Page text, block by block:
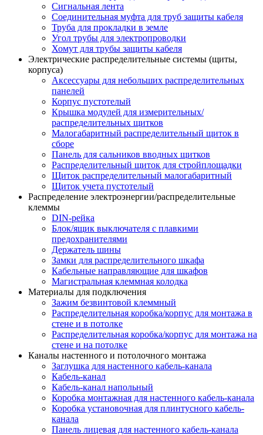
Сигнальная лента
Соединительная муфта для труб защиты кабеля
Труба для прокладки в земле
Угол трубы для электропроводки
Хомут для трубы защиты кабеля
Электрические распределительные системы (щиты,
корпуса)
Аксессуары для небольших распределительных
панелей
Корпус пустотелый
Крышка модулей для измерительных/
распределительных щитков
Малогабаритный распределительный щиток в
сборе
Панель для сальников вводных щитков
Распределительный щиток для стройплощадки
Щиток распределительный малогабаритный
Щиток учета пустотелый
Распределение электроэнергии/распределительные
клеммы
DIN-рейка
Блок/ящик выключателя с плавкими
предохранителями
Держатель шины
Замки для распределительного шкафа
Кабельные направляющие для шкафов
Магистральная клеммная колодка
Материалы для подключения
Зажим безвинтовой клеммный
Распределительная коробка/корпус для монтажа в
стене и в потолке
Распределительная коробка/корпус для монтажа на
стене и на потолке
Каналы настенного и потолочного монтажа
Заглушка для настенного кабель-канала
Кабель-канал
Кабель-канал напольный
Коробка монтажная для настенного кабель-канала
Коробка установочная для плинтусного кабель-
канала
Панель лицевая для настенного кабель-канала